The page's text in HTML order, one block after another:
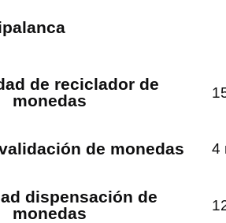
de reciclador de
monedas
de monedas 4
dispensación de
monedas